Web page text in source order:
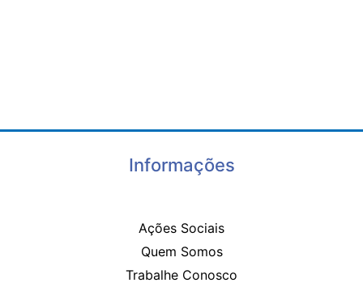
Informações
Ações Sociais
Quem Somos
Trabalhe Conosco